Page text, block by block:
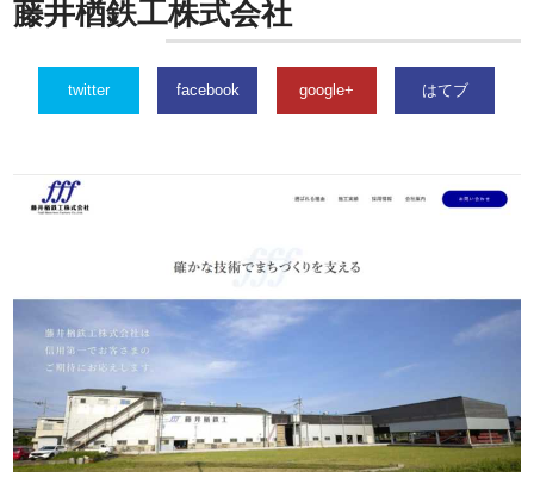
藤井楢鉄工株式会社
twitter facebook google+ はてブ